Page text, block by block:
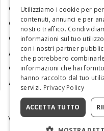
Chi siamo
Collabora con noi
Contatti
Ambasciatrice
Osservatorio Turismo
Area Riservata
Visit Italy Srl | Via Filippo
Utilizziamo i cookie per
contenuti, annunci e per
nostro traffico.
informazioni sul tuo
con i nostri partner
che potrebbero
informazioni che hai
hanno raccolto dal tuo
servizi. Privacy Policy
ACCETTA TUTTO